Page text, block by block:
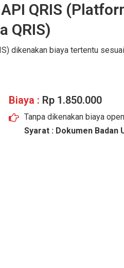
QRIS
QRIS)
dikenakan biaya tertentu
Biaya : Rp 1.850.000
Tanpa dikenakan biaya
Syarat : Dokumen Badan